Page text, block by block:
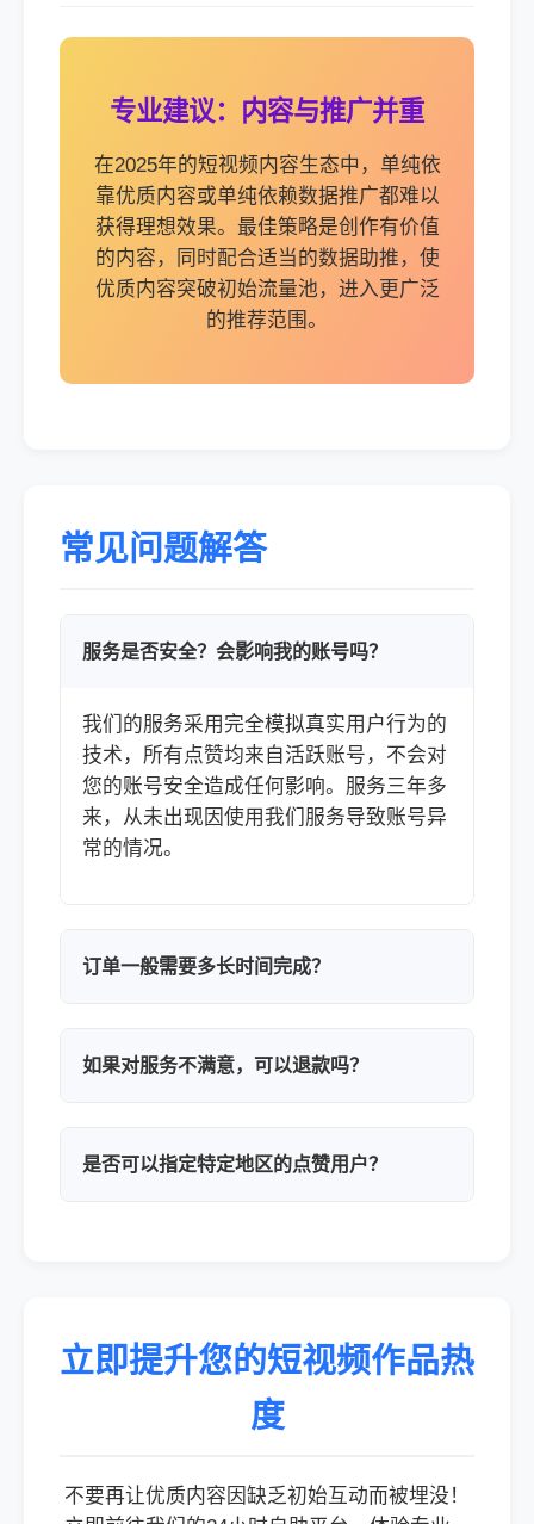
专业建议：内容与推广并重
在2025年的短视频内容生态中，单纯依
靠优质内容或单纯依赖数据推广都难以
获得理想效果。最佳策略是创作有价值
的内容，同时配合适当的数据助推，使
优质内容突破初始流量池，进入更广泛
的推荐范围。
常见问题解答
服务是否安全？会影响我的账号吗？
我们的服务采用完全模拟真实用户行为的
技术，所有点赞均来自活跃账号，不会对
您的账号安全造成任何影响。服务三年多
来，从未出现因使用我们服务导致账号异
常的情况。
订单一般需要多长时间完成？
如果对服务不满意，可以退款吗？
是否可以指定特定地区的点赞用户？
立即提升您的短视频作品热
度
不要再让优质内容因缺乏初始互动而被埋没！